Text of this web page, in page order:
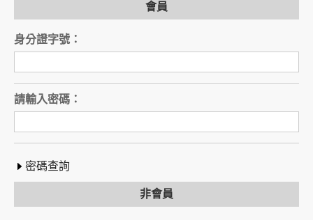
會員
身分證字號：
請輸入密碼：
密碼查詢
非會員